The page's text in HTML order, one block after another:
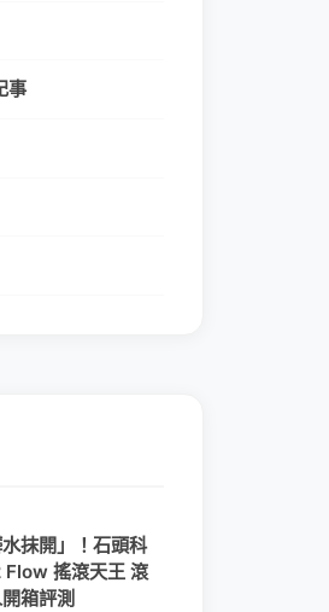
事
抹開」！石頭科
搖滾天王 滾
箱評測